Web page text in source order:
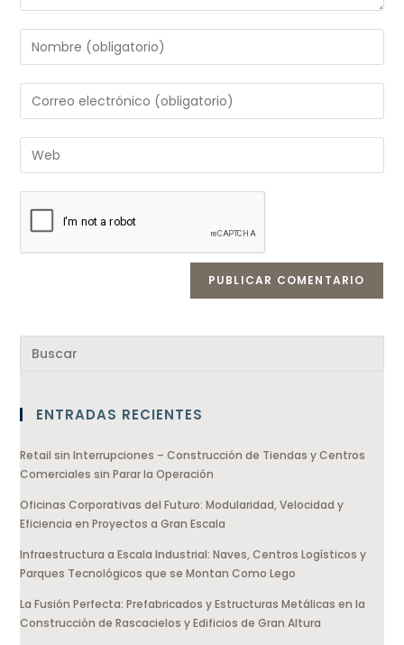
ENTRADAS RECIENTES
Retail sin Interrupciones – Construcción de Tiendas y Centros
Comerciales sin Parar la Operación
Oficinas Corporativas del Futuro: Modularidad, Velocidad y
Eficiencia en Proyectos a Gran Escala
Infraestructura a Escala Industrial: Naves, Centros Logísticos y
Parques Tecnológicos que se Montan Como Lego
La Fusión Perfecta: Prefabricados y Estructuras Metálicas en la
Construcción de Rascacielos y Edificios de Gran Altura